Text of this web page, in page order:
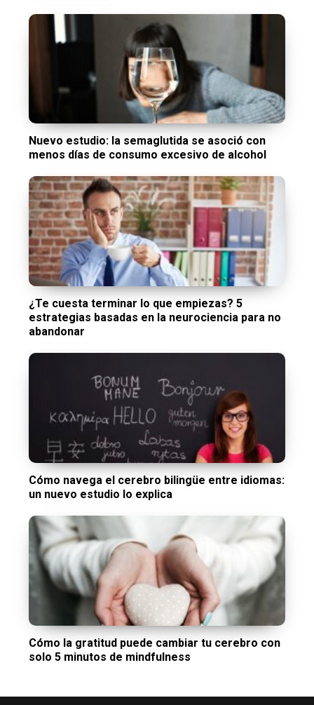
Nuevo estudio: la semaglutida se asoció con
menos días de consumo excesivo de alcohol
¿Te cuesta terminar lo que empiezas? 5
estrategias basadas en la neurociencia para no
abandonar
Cómo navega el cerebro bilingüe entre idiomas:
un nuevo estudio lo explica
Cómo la gratitud puede cambiar tu cerebro con
solo 5 minutos de mindfulness